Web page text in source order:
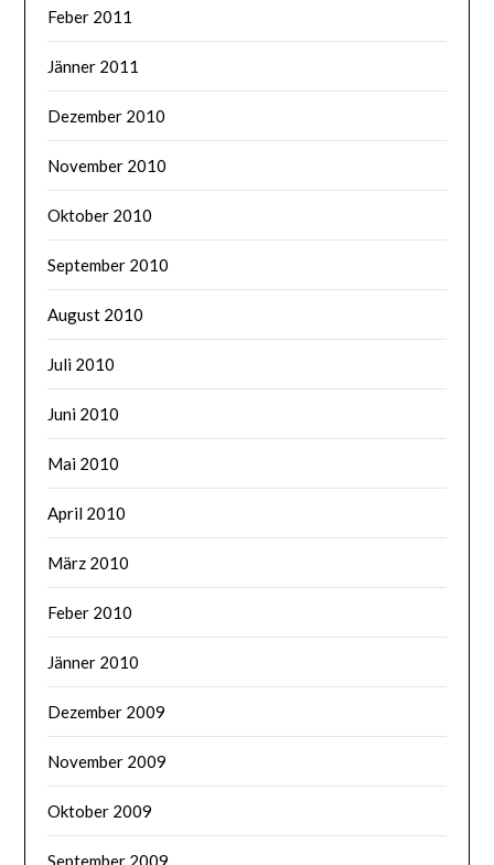
Feber 2011
Jänner 2011
Dezember 2010
November 2010
Oktober 2010
September 2010
August 2010
Juli 2010
Juni 2010
Mai 2010
April 2010
März 2010
Feber 2010
Jänner 2010
Dezember 2009
November 2009
Oktober 2009
September 2009